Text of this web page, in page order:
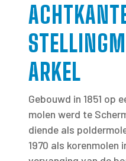
ARKEL
Gebouwd in 1851 op
molen werd te
diende als
1970 als korenmolen